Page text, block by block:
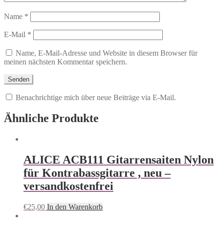
Name *
E-Mail *
Name, E-Mail-Adresse und Website in diesem Browser für
meinen nächsten Kommentar speichern.
Benachrichtige mich über neue Beiträge via E-Mail.
Ähnliche Produkte
ALICE ACB111 Gitarrensaiten Nylon
für Kontrabassgitarre , neu –
versandkostenfrei
€25,00 In den Warenkorb